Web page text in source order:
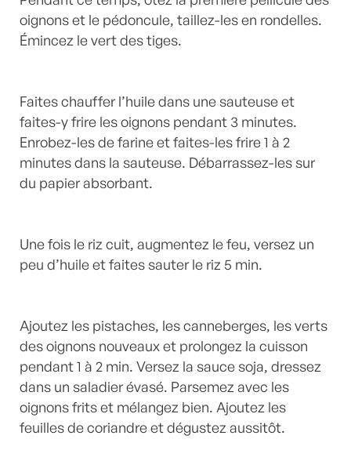
oignons et le pédoncule, taillez-les en rondelles.
Émincez le vert des tiges.
Faites chauffer l’huile dans une sauteuse et
faites-y frire les oignons pendant 3 minutes.
Enrobez-les de farine et faites-les frire 1 à 2
minutes dans la sauteuse. Débarrassez-les sur
du papier absorbant.
Une fois le riz cuit, augmentez le feu, versez un
peu d’huile et faites sauter le riz 5 min.
Ajoutez les pistaches, les canneberges, les verts
des oignons nouveaux et prolongez la cuisson
pendant 1 à 2 min. Versez la sauce soja, dressez
dans un saladier évasé. Parsemez avec les
oignons frits et mélangez bien. Ajoutez les
feuilles de coriandre et dégustez aussitôt.